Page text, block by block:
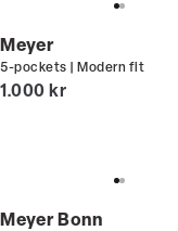
Meyer
5-pockets | Modern fit
I alt (inkl. rabat)
1.000 kr
Meyer Bonn